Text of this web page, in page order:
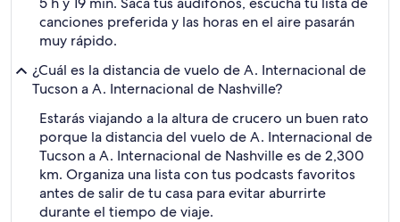
canciones preferida y las horas en el aire pasarán
muy rápido.
¿Cuál es la distancia de vuelo de A. Internacional de
Tucson a A. Internacional de Nashville?
Estarás viajando a la altura de crucero un buen rato
porque la distancia del vuelo de A. Internacional de
Tucson a A. Internacional de Nashville es de 2,300
km. Organiza una lista con tus podcasts favoritos
antes de salir de tu casa para evitar aburrirte
durante el tiempo de viaje.